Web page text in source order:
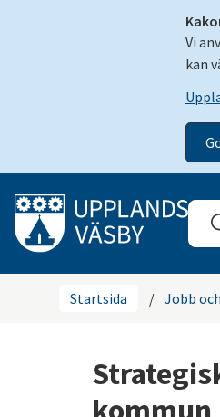
Vi
kan
Gå till innehåll
Sök
Startsida / Jobb